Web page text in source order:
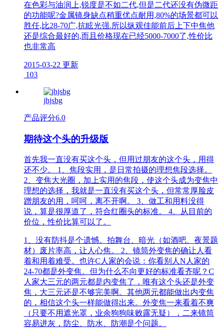
在色彩与油润上,锐度是不如二代,但是二代还没有伪微距
的功能呢?金属镜身缺点稍重优点耐用,80%的场景都可以
胜任,比28-70广,抗眩光强.所以纵观佳能前后上下中焦他
还是综合最好的,而且价格现在已经5000-7000了,性价比
也非常高
2015-03-22 更新
103
jhjsbg
产品评分6.0
期待这个头的升级版
首先我一直没有买这个头，但用过朋友的这个头，用得
还不少。 1、焦段实用，是日常拍摄的理想焦段选择。
2、变焦大光圈，加上实用的焦段，使这个头成为变焦中
理想的选择，我就是一直没有买这个头，但常常厚脸皮
蹭朋友的用，呵呵，离不开啊。 3、做工和用料没得
说，算是很厚道了，符合红圈头的标准。 4、从目前的
价位，性价比算可以了。
1、没有防抖是个遗憾。拍舞台、暗光（如酒吧、夜景题
材）废片率高，让人心焦。 2、镜筒外变焦的确让人看
着和用着难受。也许C人家的会说：你看别人N人家的
24-70都是外变焦。但为什么不向更好的标准看齐呢？C
人家大三元的两元都是内变焦了，唯有这个头还是外变
焦，大三元还是不够完美啊。其他两元都能做出内变焦
的，相信这个头一样能做得出来。外变焦一来看着不爽
（只要不用遮光罩，业余狗狗味败露无疑），二来镜筒
容易进灰，防尘、防水、防潮是个问题。